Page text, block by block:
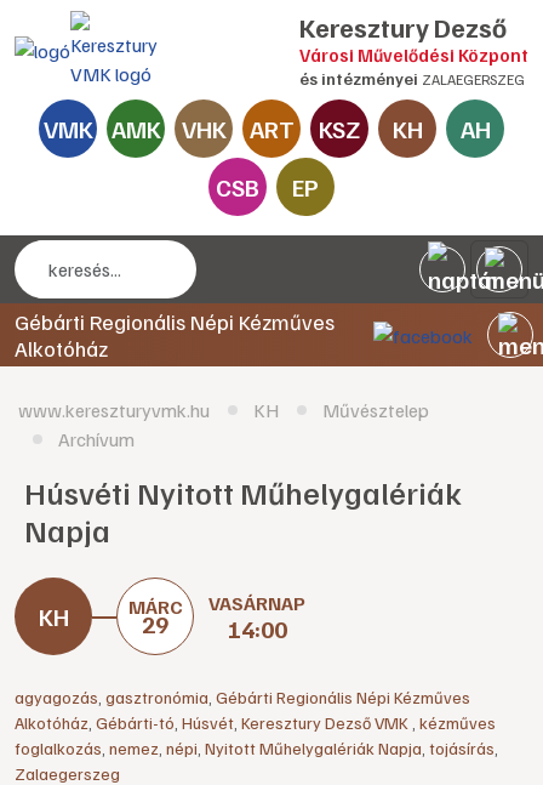
Keresztury Dezső
Városi Művelődési Központ
és intézményei ZALAEGERSZEG
VMK AMK VHK ART KSZ KH
AH
CSB
EP
Gébárti Regionális Népi Kézműves
Alkotóház
www.kereszturyvmk.hu KH
Művésztelep
Archívum
Húsvéti Nyitott Műhelygalériák
Napja
MÁRC
29
VASÁRNAP
14:00
agyagozás gasztronómia Gébárti Regionális Népi Kézműves
Alkotóház Gébárti-tó Húsvét Keresztury Dezső VMK kézműves
foglalkozás nemez népi Nyitott Műhelygalériák Napja tojásírás
Zalaegerszeg